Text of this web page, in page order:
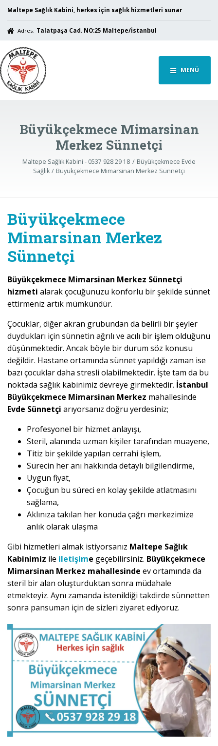
Maltepe Sağlık Kabini, herkes için sağlık hizmetleri sunar
Adres: Talatpaşa Cad. NO:25 Maltepe/İstanbul
MENÜ
Büyükçekmece Mimarsinan
Merkez Sünnetçi
Maltepe Sağlık Kabini - 0537 928 29 18
Büyükçekmece Evde
Sağlık
Büyükçekmece Mimarsinan Merkez Sünnetçi
Büyükçekmece
Mimarsinan Merkez
Sünnetçi
Büyükçekmece Mimarsinan Merkez Sünnetçi
hizmeti alarak çocuğunuzu konforlu bir şekilde sünnet
ettirmeniz artık mümkündür.
Çocuklar, diğer akran grubundan da belirli bir şeyler
duydukları için sünnetin ağrılı ve acılı bir işlem olduğunu
düşünmektedir. Ancak böyle bir durum söz konusu
değildir. Hastane ortamında sünnet yapıldığı zaman ise
bazı çocuklar daha stresli olabilmektedir. İşte tam da bu
noktada sağlık kabinimiz devreye girmektedir. İstanbul
Büyükçekmece Mimarsinan Merkez mahallesinde
Evde Sünnetçi arıyorsanız doğru yerdesiniz;
Profesyonel bir hizmet anlayışı,
Steril, alanında uzman kişiler tarafından muayene,
Titiz bir şekilde yapılan cerrahi işlem,
Sürecin her anı hakkında detaylı bilgilendirme,
Uygun fiyat,
Çocuğun bu süreci en kolay şekilde atlatmasını
sağlama,
Aklınıza takılan her konuda çağrı merkezimize
anlık olarak ulaşma
Gibi hizmetleri almak istiyorsanız Maltepe Sağlık
Kabinimiz ile iletişime geçebilirsiniz. Büyükçekmece
Mimarsinan Merkez mahallesinde ev ortamında da
steril bir alan oluşturduktan sonra müdahale
etmekteyiz. Aynı zamanda istenildiği takdirde sünnetten
sonra pansuman için de sizleri ziyaret ediyoruz.